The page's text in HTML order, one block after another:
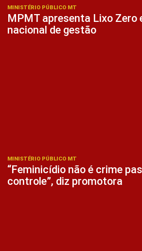
MINISTÉRIO PÚBLICO MT
MPMT apresenta Lixo Zero
nacional de gestão
MINISTÉRIO PÚBLICO MT
“Feminicídio não é crime
controle”, diz promotora